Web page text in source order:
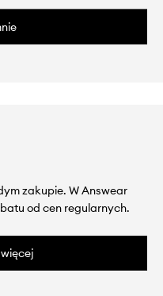
zakupie. W Answear
od cen regularnych.